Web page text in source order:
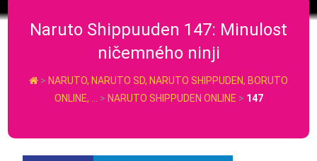
Naruto Shippuuden 147: Minulost
ničemného ninji
> NARUTO, NARUTO SD, NARUTO SHIPPUDEN, BORUTO
ONLINE, … > NARUTO SHIPPUDEN ONLINE > 147